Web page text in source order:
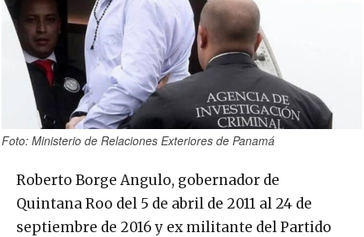
Foto: Ministerio de Relaciones Exteriores de Panamá
Roberto Borge Angulo, gobernador de
Quintana Roo del 5 de abril de 2011 al 24 de
septiembre de 2016 y ex militante del Partido